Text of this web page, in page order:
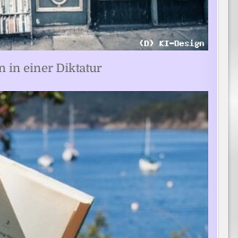
in einer Diktatur